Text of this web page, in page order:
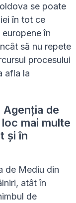
se poate
în tot ce
în
să nu repete
procesului
afla la
de
mai multe
și în
de Mediu din
atât în
de